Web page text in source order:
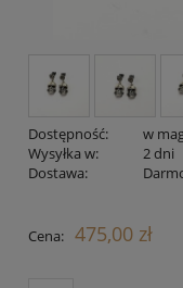
Dostępność:
w
Wysyłka w:
2 dni
Dostawa:
Cena nie zawiera
Cena: 475,00 zł